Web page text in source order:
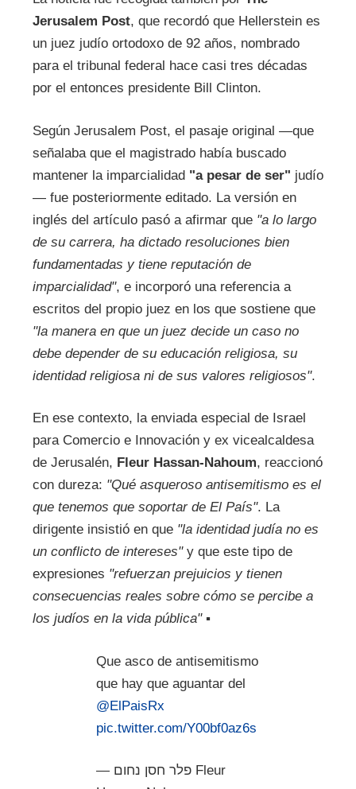
Jerusalem Post, que recordó que Hellerstein es
un juez judío ortodoxo de 92 años, nombrado
para el tribunal federal hace casi tres décadas
por el entonces presidente Bill Clinton.
Según Jerusalem Post, el pasaje original —que
señalaba que el magistrado había buscado
mantener la imparcialidad"a pesar de ser" judío
— fue posteriormente editado. La versión en
inglés del artículo pasó a afirmar que "a lo largo
de su carrera, ha dictado resoluciones bien
fundamentadas y tiene reputación de
imparcialidad", e incorporó una referencia a
escritos del propio juez en los que sostiene que
"la manera en que un juez decide un caso no
debe depender de su educación religiosa, su
identidad religiosa ni de sus valores religiosos".
En ese contexto, la enviada especial de Israel
para Comercio e Innovación y ex vicealcaldesa
de Jerusalén, Fleur Hassan-Nahoum, reaccionó
con dureza: "Qué asqueroso antisemitismo es el
que tenemos que soportar de El País". La
dirigente insistió en que "la identidad judía no es
un conflicto de intereses"y que este tipo de
expresiones "refuerzan prejuicios y tienen
consecuencias reales sobre cómo se percibe a
los judíos en la vida pública"▪
Que asco de antisemitismo
que hay que aguantar del
@ElPaisRx
pic.twitter.com/Y00bf0az6s
— פלר חסן נחום Fleur